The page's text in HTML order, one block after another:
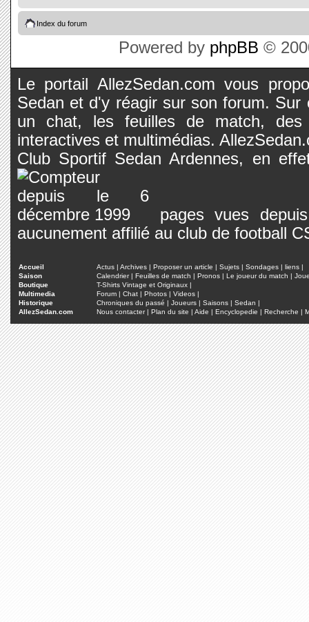
Index du forum
Powered by phpBB ©
Le portail AllezSedan.com vous
Sedan et d'y réagir sur son forum.
un chat, les feuilles de match, des
interactives et multimédias.
Club Sportif Sedan Ardennes, en
pages vues
aucunement affilié au club de football
Accueil Actus | Archives | Proposer un article | Sujets | Sondages | liens |
Saison
Calendrier| Feuilles de match | Pronos | Le joueur du match |
Boutique
T-Shirts Vintage et Originaux |
Multimedia
Forum | Chat | Photos | Videos |
Historique
Chroniques du passé | Joueurs | Saisons | Sedan |
AllezSedan.com
Nous contacter| Plan du site | Aide | Encyclopedie | Recherche |